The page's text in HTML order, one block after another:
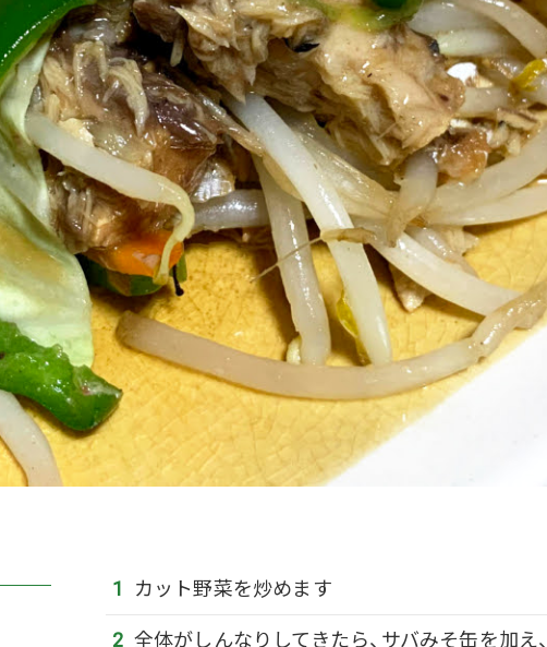
カット野菜を炒めます
全体がしんなりしてきたら、サバみそ缶を加え